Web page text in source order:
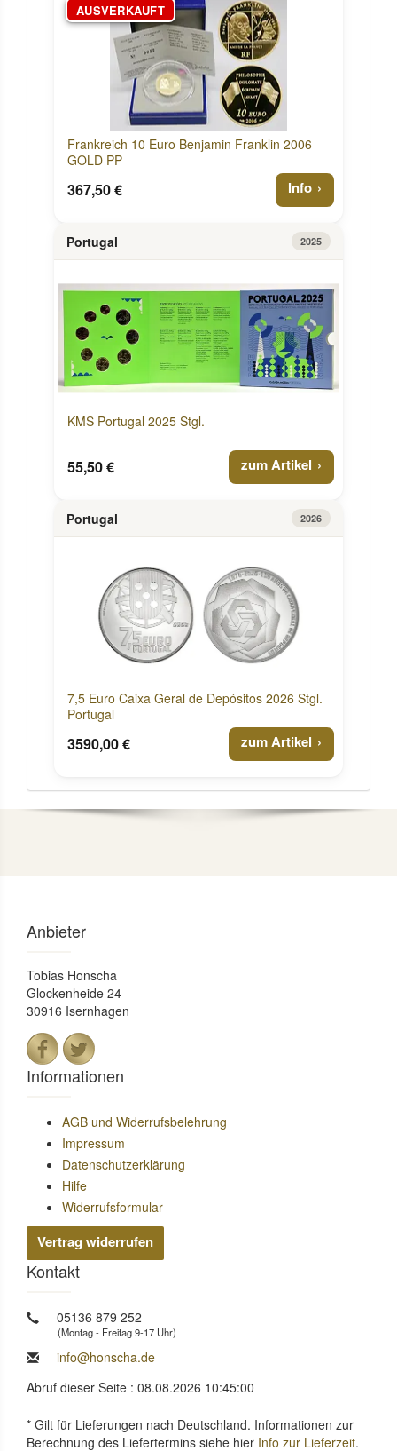
AUSVERKAUFT
Frankreich 10 Euro Benjamin Franklin 2006
GOLD PP
367,50 € Info
Portugal 2025
KMS Portugal 2025 Stgl.
55,50 € zum Artikel
Portugal 2026
7,5 Euro Caixa Geral de Depósitos 2026 Stgl.
Portugal
3590,00 € zum Artikel
Anbieter
Tobias Honscha
Glockenheide 24
30916 Isernhagen
Informationen
AGB und Widerrufsbelehrung
Impressum
Datenschutzerklärung
Hilfe
Widerrufsformular
Vertrag widerrufen
Kontakt
05136 879 252
(Montag - Freitag 9-17 Uhr)
info@honscha.de
Abruf dieser Seite : 08.08.2026 10:45:00
* Gilt für Lieferungen nach Deutschland. Informationen zur
Berechnung des Liefertermins siehe hier Info zur Lieferzeit.